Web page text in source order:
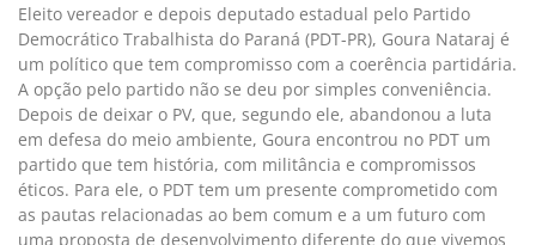
Eleito vereador e depois deputado estadual pelo Partido
Democrático Trabalhista do Paraná (PDT-PR), Goura Nataraj é
um político que tem compromisso com a coerência partidária.
A opção pelo partido não se deu por simples conveniência.
Depois de deixar o PV, que, segundo ele, abandonou a luta
em defesa do meio ambiente, Goura encontrou no PDT um
partido que tem história, com militância e compromissos
éticos. Para ele, o PDT tem um presente comprometido com
as pautas relacionadas ao bem comum e a um futuro com
uma proposta de desenvolvimento diferente do que vivemos